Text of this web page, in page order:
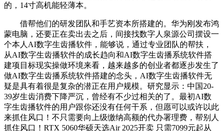
的，14寸高机能轻薄本。
借帮他们的研发团队和手艺资本所搭建的。华为刚发布鸿
蒙电脑，还要正在卖出去之后，间接找数字人泉源公司摆设一
个本人AI数字生齿播软件，能够说，通过专业团队的帮扶，
从AI数字生齿播软件的成长趋向和AI数字生齿播系统软件搭
建项目标现实操做环境来看，越来越多的创业者都逐步发生了
做AI数字生齿播系统软件搭建的念头，AI数字生齿播软件无
疑是具有着很是复杂的潜正在用户规模。研究显示：中国20-
39岁生齿消费下降严沉，曾经有不少过相关的了。最初AI数
字生齿播软件的用户跟你还没有任何干系，但愿可以或许以此
来抓住风口！不只需要向上级缴纳高额的代办署理费，帮别人
抓住风口！RTX 5060华硕天选Air 2025开卖 只需7099元起从